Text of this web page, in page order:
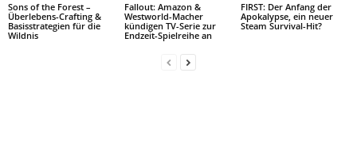
Sons of the Forest –
Überlebens-Crafting &
Basisstrategien für die
Wildnis
Fallout: Amazon &
Westworld-Macher
kündigen TV-Serie zur
Endzeit-Spielreihe an
FIRST: Der Anfang der
Apokalypse, ein neuer
Steam Survival-Hit?